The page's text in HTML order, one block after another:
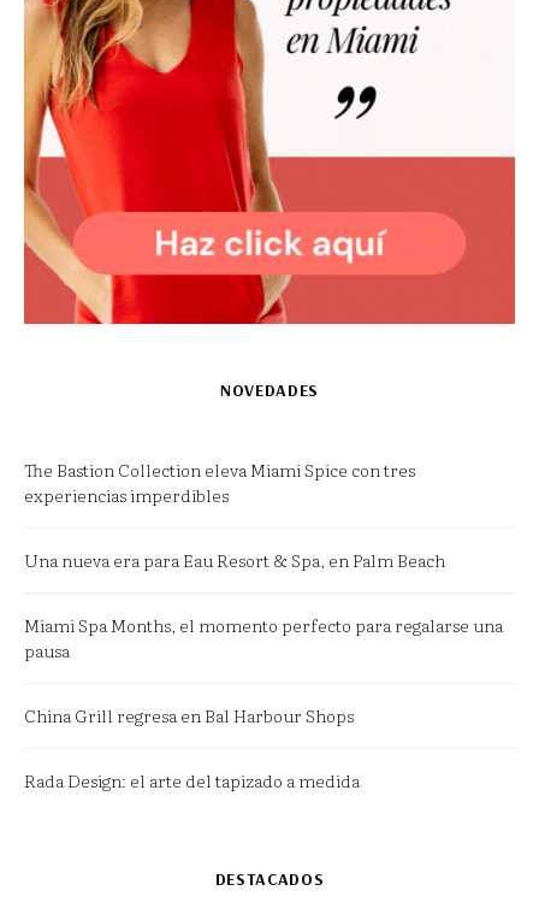
NOVEDADES
The Bastion Collection eleva Miami Spice con tres
experiencias imperdibles
Una nueva era para Eau Resort & Spa, en Palm Beach
Miami Spa Months, el momento perfecto para regalarse una
pausa
China Grill regresa en Bal Harbour Shops
Rada Design: el arte del tapizado a medida
DESTACADOS